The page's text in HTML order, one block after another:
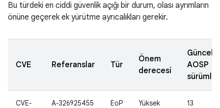
Bu türdeki en ciddi güvenlik açığı bir durum, olası ayrımların
önüne geçerek ek yürütme ayrıcalıkları gerekir.
CVE Referanslar Tür
Önem
derecesi
AOSP
CVE-
A-326925455 EoP Yüksek 13